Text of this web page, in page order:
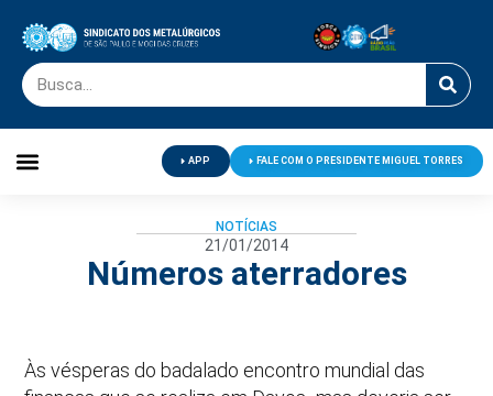
APP FALE COM O PRESIDENTE MIGUEL TORRES
NOTÍCIAS
21/01/2014
Números aterradores
Às vésperas do badalado encontro mundial das